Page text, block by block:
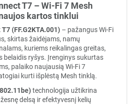
T7 – Wi-Fi 7 Mesh
kartos tinklui
(FF.G2KTA.001) – pažangus Wi-Fi
skirtas žaidėjams, namų
kuriems reikalingas greitas,
belaidis ryšys. Įrenginys sukurtas
palaiko naujausią Wi-Fi 7
kurti išplėstą Mesh tinklą.
technologija užtikrina
delsą ir efektyvesnį kelių